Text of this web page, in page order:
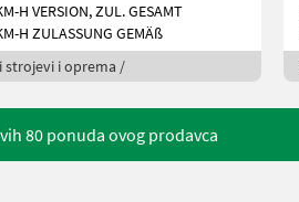
H VERSION, ZUL. GESAMT
H ZULASSUNG GEMÄß
strojevi i oprema /
80 ponuda ovog prodavca